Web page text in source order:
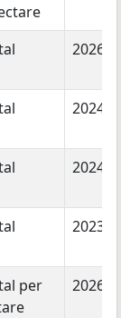
2026
2024
2024
2023
per
2026